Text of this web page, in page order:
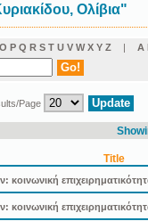
Ολίβια"
O P Q R S T U V W X Y Z | Α
Page
Title
κοινωνική
κοινωνική